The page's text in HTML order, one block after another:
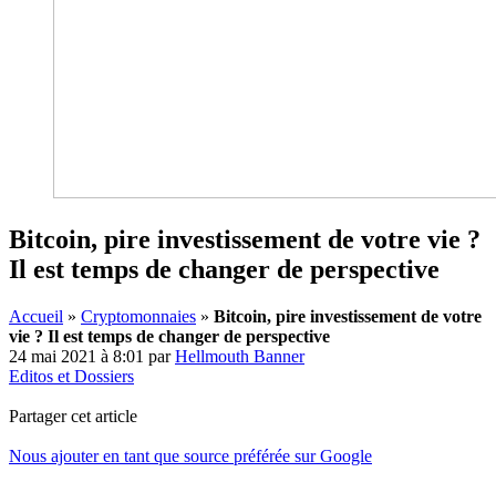
Bitcoin, pire investissement de votre vie ?
Il est temps de changer de perspective
Accueil » Cryptomonnaies » Bitcoin, pire investissement de votre
vie ? Il est temps de changer de perspective
24 mai 2021 à 8:01 parHellmouth Banner
Editos et Dossiers
Partager cet article
Nous ajouter en tant que source préférée sur Google